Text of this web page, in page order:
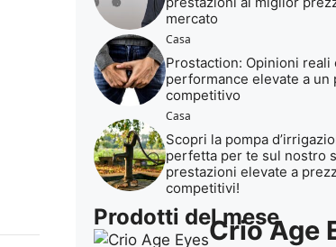
mercato
Casa
Prostaction: Opinioni reali
performance elevate a un
competitivo
Casa
Scopri la pompa
perfetta per te sul nostro
prestazioni elevate a
competitivi!
Prodotti del mese
Crio Age